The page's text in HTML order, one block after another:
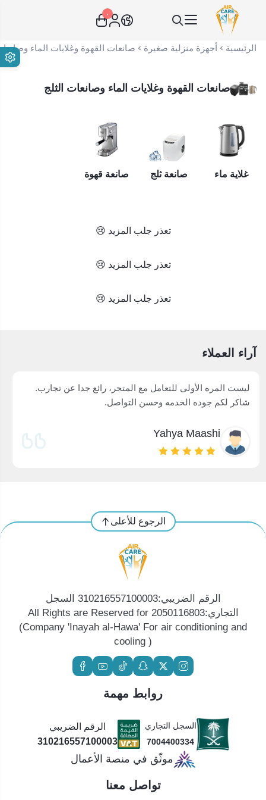
عناية الهواء | شريك سكني الاستراتيجي
٠
الرئيسية أجهزة منزلية صغيرة صانعات القهوة وغلايات الماء
صانعات القهوة وغلايات الماء وصانعات الثلج
غلاية ماء صانعة ثلج صانعة قهوة
تعذر جلب المزيد 😢
تعذر جلب المزيد 😢
تعذر جلب المزيد 😢
آراء العملاء
ليست المره الأولى للتعامل مع المتجر، رائع جدا عن تجارب.
شاكر لكم جوده الخدمه وحسن التواصل.
Yahya Maashi
الرجوع للأعلى
الرقم الضريبي:310216557100003 السجل
التجاري:2050116803 All Rights are Reserved for
(Company 'Inayah al-Hawa' For air conditioning and
cooling )
روابط مهمة
السجل التجاري
7004400334
الرقم الضريبي
310216557100003
موثّق في منصة الأعمال
تواصل معنا